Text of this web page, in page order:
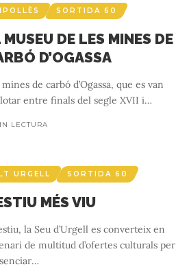
SORTIDA 60
MUSEU DE LES MINES DE
D’OGASSA
mines de carbó d’Ogassa, que es van
entre finals del segle XVII i…
LECTURA
URGELL SORTIDA 60
MÉS VIU
la Seu d’Urgell es converteix en
de multitud d’ofertes culturals per
…